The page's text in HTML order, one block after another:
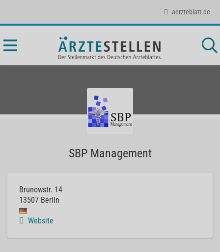
aerzteblatt.de
SBP Management
Brunowstr. 14
13507 Berlin
Website